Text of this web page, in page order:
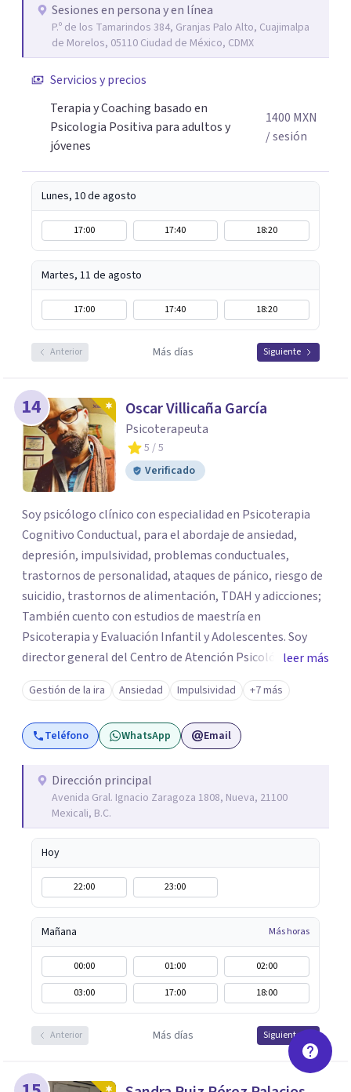
uno/a y acompañándolo/as a encontrar herramientas
que les permitan conectar con su vida de maneras
diferentes y avanzar hacia donde lo necesitan. Hago
manera presencial en la Ciudad de México.
Adicionalmente enseño herramientas de psicología
positiva y bienestar a grupos y equipos.
Sesiones en persona y en línea
P.º de los Tamarindos 384, Granjas Palo Alto, Cuajimalpa
de Morelos, 05110 Ciudad de México, CDMX
Servicios y precios
Terapia y Coaching basado en
Psicologia Positiva para adultos y
jóvenes
1400 MXN
/ sesión
Lunes, 10 de agosto
17:00 17:40 18:20
Martes, 11 de agosto
17:00 17:40 18:20
Anterior Más días Siguiente
14 Oscar Villicaña García
Psicoterapeuta
5 / 5
Verificado
Soy psicólogo clínico con especialidad en Psicoterapia
Cognitivo Conductual, para el abordaje de ansiedad,
depresión, impulsividad, problemas conductuales,
trastornos de personalidad, ataques de pánico, riesgo de
suicidio, trastornos de alimentación, TDAH y adicciones;
También cuento con estudios de maestría en
Psicoterapia y Evaluación Infantil y Adolescentes. Soy
director general del Centro de Atención Psicológica y
Aprendizaje Mák Psap, trabajo proceso psicoterapéutico
con adultos y adolescentes, evaluaciones psicológicas
integrales con niños desde los 2 años y medio hasta
jóvenes de 17, realizo diagnósticos psicológicos clínicos
asesoría, conferencias y talleres en empresas y escuelas,
abordando distintos temas de inteligencia emocional y
salud mental.
leer más
Gestión de la ira Ansiedad Impulsividad +7 más
Teléfono WhatsApp Email
Dirección principal
Avenida Gral. Ignacio Zaragoza 1808, Nueva, 21100
Mexicali, B.C.
Hoy
22:00 23:00
Mañana Más horas
00:00 01:00
02:00
03:00
17:00 18:00
Anterior Más días Siguiente